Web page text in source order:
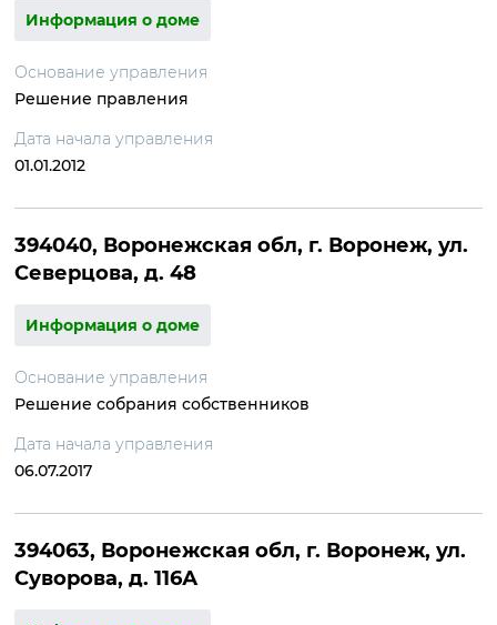
Информация о доме
Основание управления
Решение правления
Дата начала управления
01.01.2012
394040, Воронежская обл, г. Воронеж, ул.
Северцова, д. 48
Информация о доме
Основание управления
Решение собрания собственников
Дата начала управления
06.07.2017
394063, Воронежская обл, г. Воронеж, ул.
Суворова, д. 116А